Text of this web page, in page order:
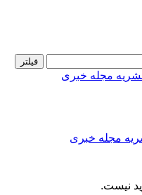
نیست.
فیلتر
تومان149,000